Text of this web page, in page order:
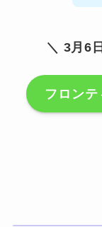
＼ 3月6
フロン